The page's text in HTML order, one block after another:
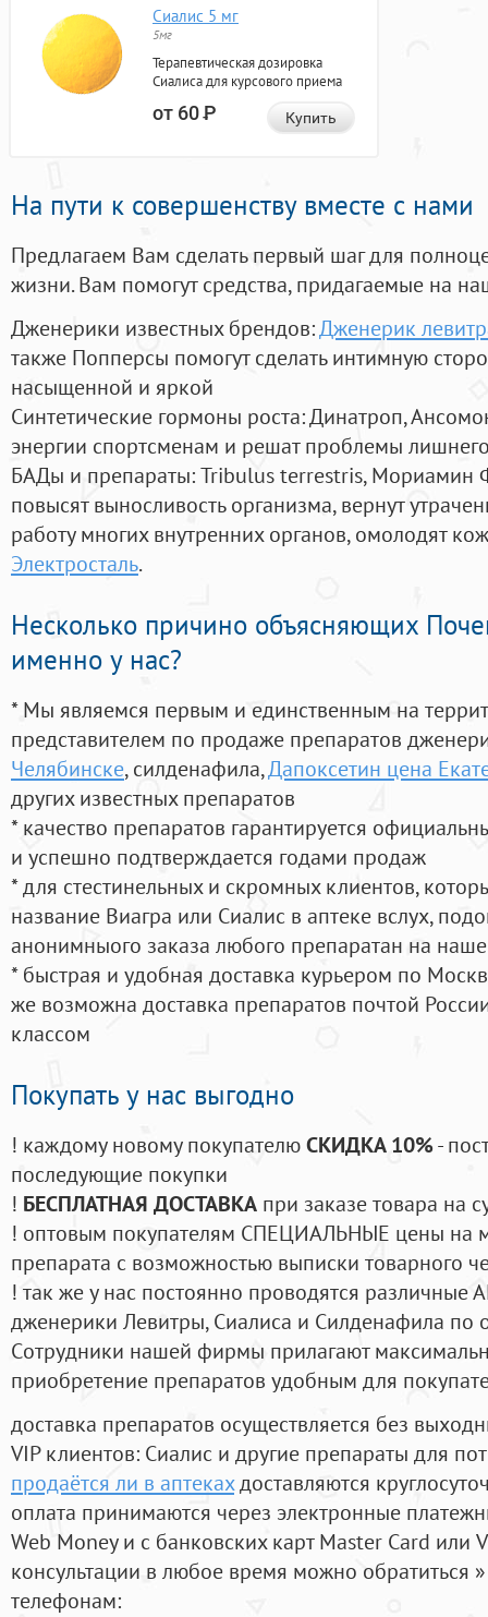
Сиалис 5 мг
5мг
Терапевтическая дозировка
Сиалиса для курсового приема
от 60Р Купить
На пути к совершенству вместе с нами
Предлагаем Вам сделать первый шаг для
жизни. Вам помогут средства, придагаемые на
Дженерики известных брендов:Дженерик
также Попперсы помогут сделать интимную
насыщенной и яркой
Синтетические гормоны роста: Динатроп,
энергии спортсменам и решат проблемы
БАДы и препараты:Tribulus terrestris, Мориамин
повысят выносливость организма, вернут
работу многих внутренних органов, омолодят
Электросталь.
Несколько причино объясняющих
именно у нас?
* Мы являемся первым и единственным на
представителем по продаже препаратов
Челябинске, силденафила,Дапоксетин цена
других известных препаратов
* качество препаратов гарантируется
и успешно подтверждается годами продаж
* для стестинельных и скромных клиентов,
название Виагра или Сиалис в аптеке вслух,
анонимныого заказа любого препаратан на
* быстрая и удобная доставка курьером по
же возможна доставка препаратов почтой
классом
Покупать у нас выгодно
! каждому новому покупателюСКИДКА 10%-
последующие покупки
! БЕСПЛАТНАЯ ДОСТАВКА при заказе товара на
! оптовым покупателям СПЕЦИАЛЬНЫЕ цены на
препарата с возможностью выписки товарного
! так же у нас постоянно проводятся
дженерики Левитры, Сиалиса и Силденафила по
Cотрудники нашей фирмы прилагают
приобретение препаратов удобным для
доставка препаратов осуществляется без
VIP клиентов: Сиалис и другие препараты для
продаётся ли в аптекахдоставляются
оплата принимаются через электронные
Web Money и с банковских карт Master Card или
консультации в любое время можно обратиться
телефонам: